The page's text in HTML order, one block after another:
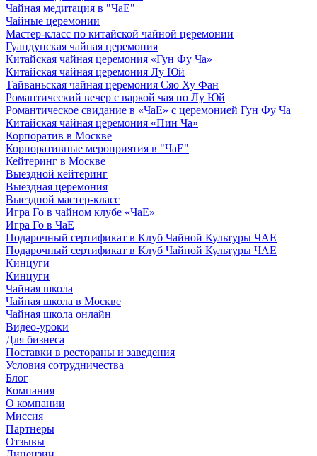
Чайная медитация в "ЧаЕ"
Чайные церемонии
Мастер-класс по китайской чайной церемонии
Гуандунская чайная церемония
Китайская чайная церемония «Гун Фу Ча»
Китайская чайная церемония Лу Юй
Тайваньская чайная церемония Сяо Ху Фан
Романтический вечер с варкой чая по Лу Юй
Романтическое свидание в «ЧаЕ» с церемонией Гун Фу Ча
Китайская чайная церемония «Пин Ча»
Корпоратив в Москве
Корпоративные мероприятия в "ЧаЕ"
Кейтеринг в Москве
Выездной кейтеринг
Выездная церемония
Выездной мастер-класс
Игра Го в чайном клубе «ЧаЕ»
Игра Го в ЧаЕ
Подарочный сертификат в Клуб Чайной Культуры ЧАЕ
Подарочный сертификат в Клуб Чайной Культуры ЧАЕ
Кинцуги
Кинцуги
Чайная школа
Чайная школа в Москве
Чайная школа онлайн
Видео-уроки
Для бизнеса
Поставки в рестораны и заведения
Условия сотрудничества
Блог
Компания
О компании
Миссия
Партнеры
Отзывы